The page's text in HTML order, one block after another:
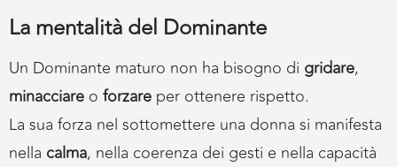
La mentalità del Dominante
Un Dominante maturo non ha bisogno di gridare,
minacciare o forzare per ottenere rispetto.
La sua forza nel sottomettere una donna si manifesta
nella calma, nella coerenza dei gesti e nella capacità